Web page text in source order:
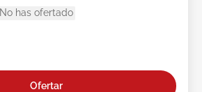
No has ofertado
Ofertar